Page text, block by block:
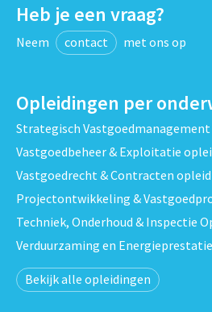
Heb je een vraag?
Neem contact met ons op
Opleidingen per
Strategisch
Vastgoedbeheer & Exploitatie
Vastgoedrecht & Contracten
Projectontwikkeling &
Techniek, Onderhoud & Inspectie
Verduurzaming en
Bekijk alle opleidingen